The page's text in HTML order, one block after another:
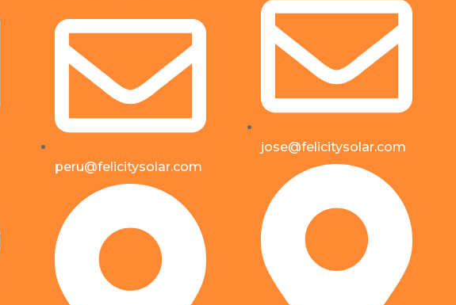
peru@felicitysolar.com
jose@felicitysolar.com